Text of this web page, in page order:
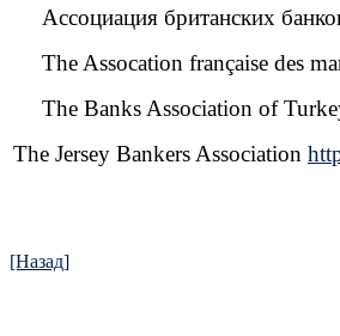
Ассоциация британских
The Assocation française des
The Banks Association of
The Jersey Bankers Association
[Назад]